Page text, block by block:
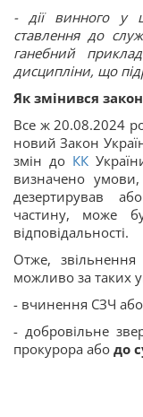
- дії винного у
ставлення до
ганебний
дисципліни, що
Як змінився
Все ж 20.08.2024
новий Закон
змін до КК
визначено
дезертирував
частину, може
відповідальності.
Отже, звільнення
можливо за таких
- вчинення СЗЧ або
- добровільне
прокурора або до